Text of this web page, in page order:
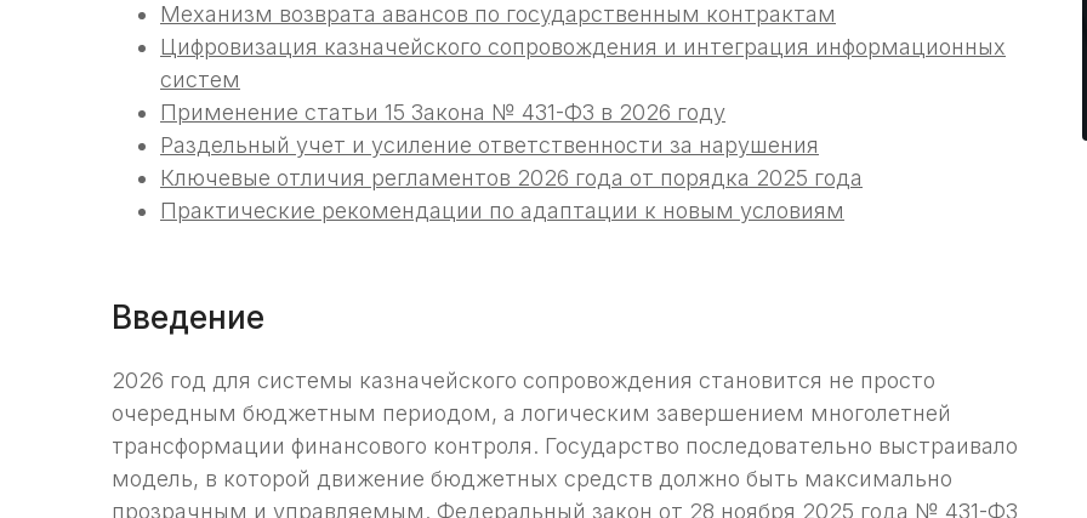
Механизм возврата авансов по государственным контрактам
Цифровизация казначейского сопровождения и интеграция информационных
систем
Применение статьи 15 Закона № 431-ФЗ в 2026 году
Раздельный учет и усиление ответственности за нарушения
Ключевые отличия регламентов 2026 года от порядка 2025 года
Практические рекомендации по адаптации к новым условиям
Введение
2026 год для системы казначейского сопровождения становится не просто
очередным бюджетным периодом, а логическим завершением многолетней
трансформации финансового контроля. Государство последовательно выстраивало
модель, в которой движение бюджетных средств должно быть максимально
прозрачным и управляемым. Федеральный закон от 28 ноября 2025 года № 431-ФЗ